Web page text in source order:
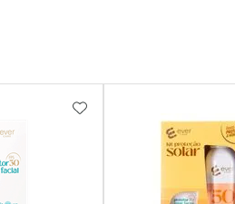
ADICIONAR AOS